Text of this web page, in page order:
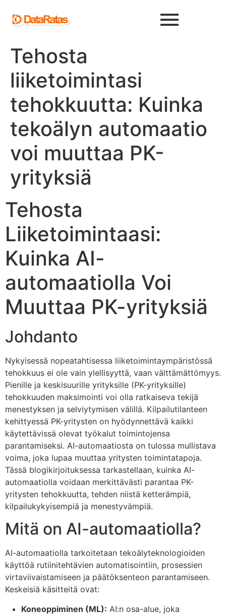
Tehosta
liiketoimintasi
tehokkuutta: Kuinka
tekoälyn automaatio
voi muuttaa PK-
yrityksiä
Tehosta
Liiketoimintaasi:
Kuinka AI-
automaatiolla Voi
Muuttaa PK-yrityksiä
Johdanto
Nykyisessä nopeatahtisessa liiketoimintaympäristössä
tehokkuus ei ole vain ylellisyyttä, vaan välttämättömyys.
Pienille ja keskisuurille yrityksille (PK-yrityksille)
tehokkuuden maksimointi voi olla ratkaiseva tekijä
menestyksen ja selviytymisen välillä. Kilpailutilanteen
kehittyessä PK-yritysten on hyödynnettävä kaikki
käytettävissä olevat työkalut toimintojensa
parantamiseksi. AI-automaatiosta on tulossa mullistava
voima, joka lupaa muuttaa yritysten toimintatapoja.
Tässä blogikirjoituksessa tarkastellaan, kuinka AI-
automaatiolla voidaan merkittävästi parantaa PK-
yritysten tehokkuutta, tehden niistä ketterämpiä,
kilpailukykyisempiä ja menestyvämpiä.
Mitä on AI-automaatiolla?
AI-automaatiolla tarkoitetaan tekoälyteknologioiden
käyttöä rutiinitehtävien automatisointiin, prosessien
virtaviivaistamiseen ja päätöksenteon parantamiseen.
Keskeisiä käsitteitä ovat:
Koneoppiminen (ML): AI:n osa-alue, joka